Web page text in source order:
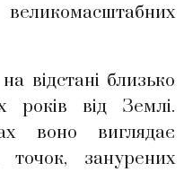
відстані близько
років від Землі.
воно виглядає
точок, занурених